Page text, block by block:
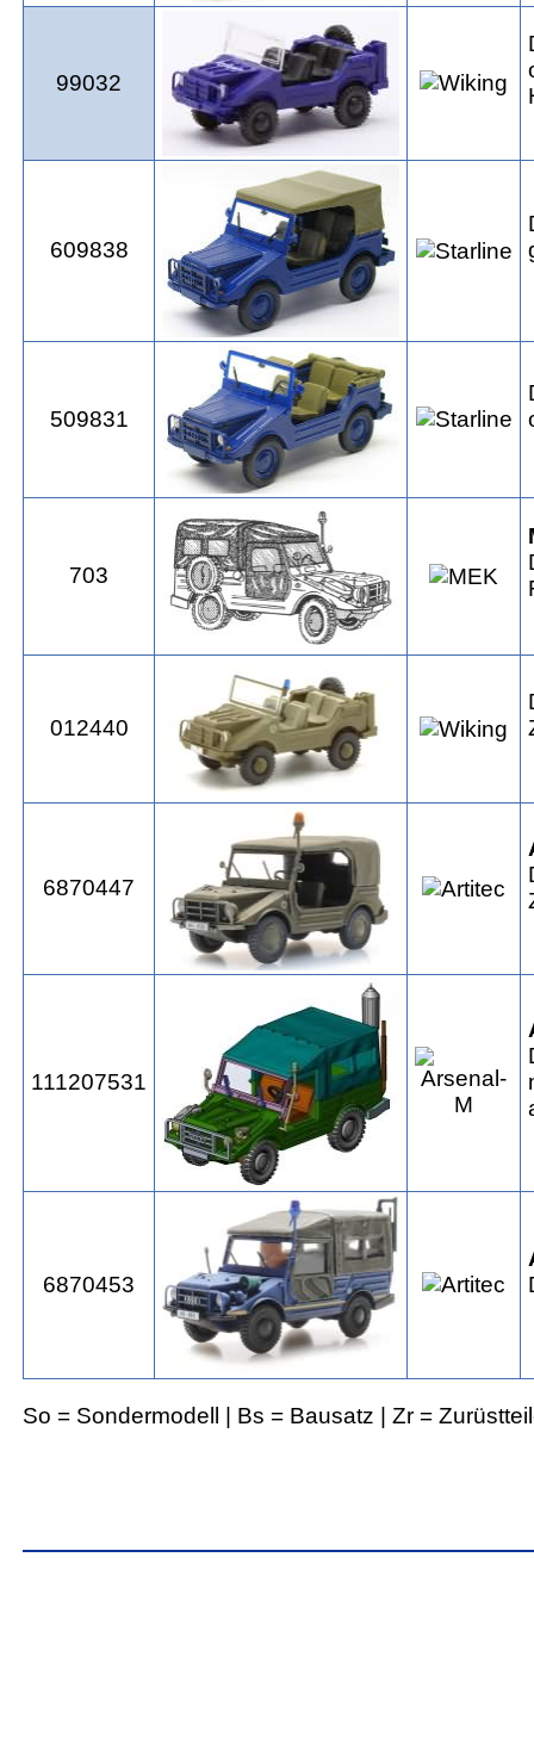
99032
609838
509831
703
012440
6870447
111207531
6870453
So = Sondermodell | Bs = Bausatz | Zr =